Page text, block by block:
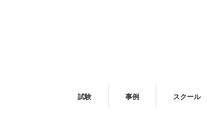
試験 事例 スクール